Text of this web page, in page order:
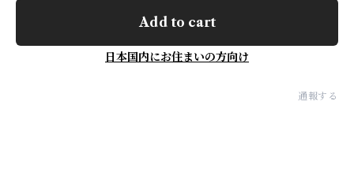
Add to cart
日本国内にお住まいの方向け
通報する